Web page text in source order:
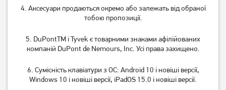
4. Аксесуари продаються окремо або залежать від обраної
тобою пропозиції.
5. DuPontTM і Tyvek є товарними знаками афілійованих
компаній DuPont de Nemours, Inc. Усі права захищено.
6. Сумісність клавіатури з ОС: Android 10 і новіші версії,
Windows 10 і новіші версії, iPadOS 15.0 і новіші версії.